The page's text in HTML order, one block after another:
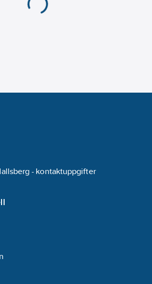
- kontaktuppgifter